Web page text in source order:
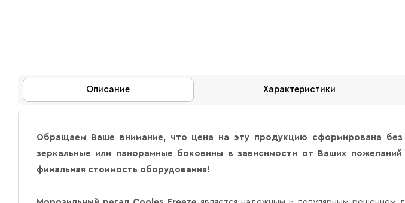
Описание Характеристики
Обращаем Ваше внимание, что цена на эту продукцию сформирована
зеркальные или панорамные боковины в зависимости от Ваших
финальная стоимость оборудования!